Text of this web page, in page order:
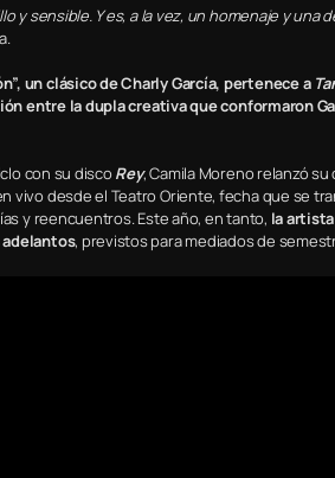
y sensible. Y es, a la vez, un homenaje y una
un clásico de Charly García, pertenece a
entre la dupla creativa que conformaron
con su discoRey, Camila Moreno relanzó
vivo desde el Teatro Oriente, fecha que se
y reencuentros. Este año, en tanto, la
adelantos, previstos para mediados de